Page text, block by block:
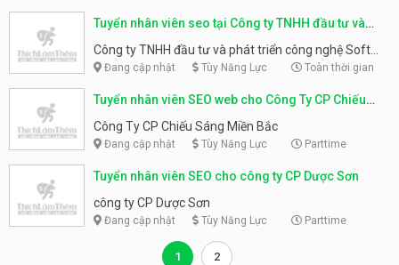
Tuyển nhân viên seo tại Công ty TNHH đầu tư và
phát triển công nghệ Soft Việt
Công ty TNHH đầu tư và phát triển công nghệ Soft
ViệtĐang cập nhật Tùy Năng Lực Toàn thời gian
Tuyển nhân viên SEO web cho Công Ty CP Chiếu
Sáng Miền Bắc
Công Ty CP Chiếu Sáng Miền Bắc
Đang cập nhật Tùy Năng Lực Parttime
Tuyển nhân viên SEO cho công ty CP Dược Sơn
công ty CP Dược Sơn
Đang cập nhật Tùy Năng Lực Parttime
1 2